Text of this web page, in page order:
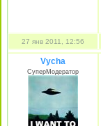
27 янв 2011, 12:56
Vycha
СуперМодератор